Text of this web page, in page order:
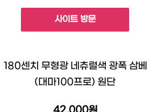
사이트 방문
180센치 무형광 네츄럴색 광폭 삼베
(대마100프로) 원단
42,000원